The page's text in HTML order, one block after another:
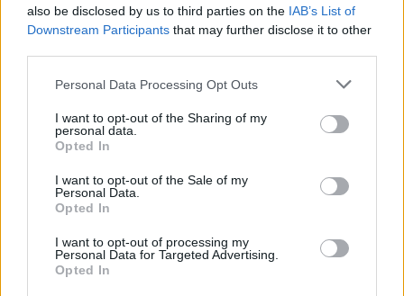
also be disclosed by us to third parties on the IAB’s List of
Downstream Participants that may further disclose it to other
Personal Data Processing Opt Outs
I want to opt-out of the Sharing of my
personal data.
Opted In
I want to opt-out of the Sale of my
Personal Data.
Opted In
I want to opt-out of processing my
Personal Data for Targeted Advertising.
Opted In
2026. augusztus 06., csütörtök
Székelykeresztúri üzleteknél és
cégeknél razziáztak a hatóságok